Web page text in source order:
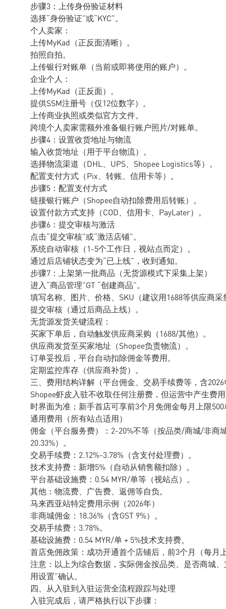
步骤3：上传身份验证材料
选择“身份验证”或“KYC”。
个人卖家：
上传MyKad（正反面清晰）。
拍照自拍。
上传银行对账单（当前或即将使用的账户）。
企业个人：
上传MyKad（正反面）。
提供SSM注册号（仅12位数字）。
上传商业执照或类似官方文件。
跨境个人卖家需额外准备银行账户照片/对账单。
步骤4：设置收货地址与物流
输入收货地址（用于平台物流）。
选择物流渠道（DHL、UPS、Shopee Logistics等）。
配置支付方式（Pix、转账、信用卡等）。
步骤5：配置支付方式
链接银行账户（Shopee自动扣除费用后转账）。
设置付款方式支持（COD、信用卡、PayLater）。
步骤6：提交审核与激活
点击“提交审核”或“激活店铺”。
系统自动审核（1-5个工作日，视站点而定）。
通过后店铺状态变为“已上线”，收到通知。
步骤7：上架第一批商品（无货源模式下采集上架）
进入“商品管理”GT “创建商品”。
填写名称、图片、价格、SKU（建议用1688等供应商
提交审核（通过后商品上线）。
无货源发货关键流程：
买家下单后，自动触发供应商采购（1688/其他）。
供应商发货至买家地址（Shopee负责物流）。
订单妥投后，平台自动扣除佣金等费用。
定期监控库存（供应商补货）。
三、费用结构详解（平台佣金、交易手续费等，含
Shopee虾皮入驻不收取任何注册费，但运营中产生费
时界面为准；新手首店可享前3个月免佣金每月上限
通用费用（所有站点适用）
佣金（平台服务费）：2-20%不等（按品类/商城/非商
20.33%）。
交易手续费：2.12%-3.78%（含支付处理费）。
技术支持费：新增5%（自动从销售额扣除）。
平台基础设施费：0.54 MYR/单等（视站点）。
其他：物流费、广告费、返佣等自负。
马来西亚站特定费用示例（2026年）
非商城佣金：18.36%（含GST 9%）。
交易手续费：3.78%。
基础设施费：0.54 MYR/单 + 5%技术支持费。
首店免佣政策：成功开通首个店铺后，前3个月（每月
注意：以上为综合数据，实际佣金按品类、是否商城
用设置”确认。
四、从入驻到入驻运营全流程跟踪与处理
入驻完成后，请严格执行以下步骤：